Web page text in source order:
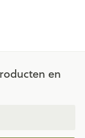
en